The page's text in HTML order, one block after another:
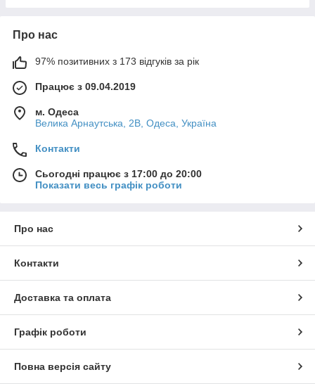
Про нас
97% позитивних з 173 відгуків за рік
Працює з 09.04.2019
м. Одеса
Велика Арнаутська, 2В, Одеса, Україна
Контакти
Сьогодні працює з 17:00 до 20:00
Показати весь графік роботи
Про нас
Контакти
Доставка та оплата
Графік роботи
Повна версія сайту